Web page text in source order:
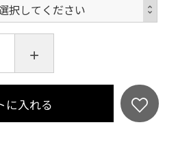
に入れる